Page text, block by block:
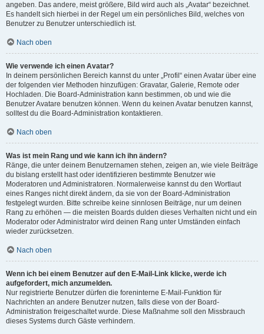
angeben. Das andere, meist größere, Bild wird auch als „Avatar“ bezeichnet.
Es handelt sich hierbei in der Regel um ein persönliches Bild, welches von
Benutzer zu Benutzer unterschiedlich ist.
Nach oben
Wie verwende ich einen Avatar?
In deinem persönlichen Bereich kannst du unter „Profil“ einen Avatar über eine
der folgenden vier Methoden hinzufügen: Gravatar, Galerie, Remote oder
Hochladen. Die Board-Administration kann bestimmen, ob und wie die
Benutzer Avatare benutzen können. Wenn du keinen Avatar benutzen kannst,
solltest du die Board-Administration kontaktieren.
Nach oben
Was ist mein Rang und wie kann ich ihn ändern?
Ränge, die unter deinem Benutzernamen stehen, zeigen an, wie viele Beiträge
du bislang erstellt hast oder identifizieren bestimmte Benutzer wie
Moderatoren und Administratoren. Normalerweise kannst du den Wortlaut
eines Ranges nicht direkt ändern, da sie von der Board-Administration
festgelegt wurden. Bitte schreibe keine sinnlosen Beiträge, nur um deinen
Rang zu erhöhen — die meisten Boards dulden dieses Verhalten nicht und ein
Moderator oder Administrator wird deinen Rang unter Umständen einfach
wieder zurücksetzen.
Nach oben
Wenn ich bei einem Benutzer auf den E-Mail-Link klicke, werde ich
aufgefordert, mich anzumelden.
Nur registrierte Benutzer dürfen die foreninterne E-Mail-Funktion für
Nachrichten an andere Benutzer nutzen, falls diese von der Board-
Administration freigeschaltet wurde. Diese Maßnahme soll den Missbrauch
dieses Systems durch Gäste verhindern.